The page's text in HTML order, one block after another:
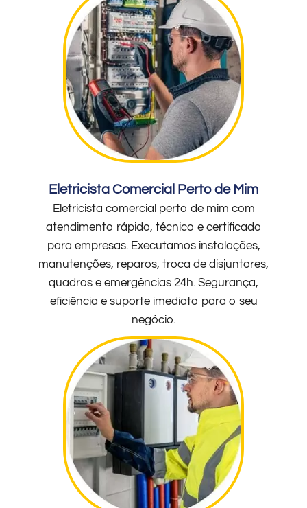
Eletricista Comercial Perto de Mim
Eletricista comercial perto de mim com
atendimento rápido, técnico e certificado
para empresas. Executamos instalações,
manutenções, reparos, troca de disjuntores,
quadros e emergências 24h. Segurança,
eficiência e suporte imediato para o seu
negócio.